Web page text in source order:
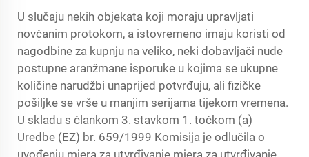
U slučaju nekih objekata koji moraju upravljati
novčanim protokom, a istovremeno imaju koristi od
nagodbine za kupnju na veliko, neki dobavljači nude
postupne aranžmane isporuke u kojima se ukupne
količine narudžbi unaprijed potvrđuju, ali fizičke
pošiljke se vrše u manjim serijama tijekom vremena.
U skladu s člankom 3. stavkom 1. točkom (a)
Uredbe (EZ) br. 659/1999 Komisija je odlučila o
uvođenju mjera za utvrđivanje mjera za utvrđivanje